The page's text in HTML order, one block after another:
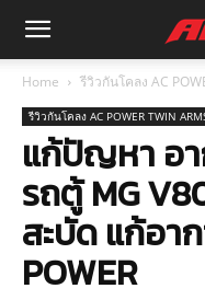
Home รีวิวกันโคลง AC
รีวิวกันโคลง AC POWER TWIN
แก้ปัญหา อา
รถตู้ MG
สะบัด แก้อา
POWER